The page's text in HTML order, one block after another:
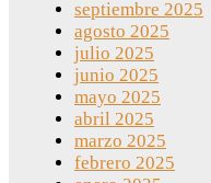
septiembre 2025
agosto 2025
julio 2025
junio 2025
mayo 2025
abril 2025
marzo 2025
febrero 2025